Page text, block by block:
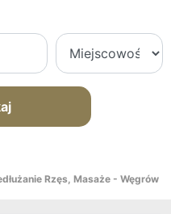
Rzęs, Masaże - Węgrów